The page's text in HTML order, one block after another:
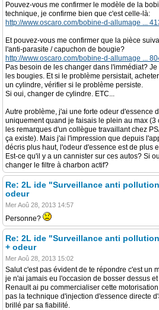
Pouvez-vous me confirmer le modèle de la
technique, je confirme bien que c'est celle-là:
http://www.oscaro.com/bobine-d-allumage ...
Et pouvez-vous me confirmer que la pièce
l'anti-parasite / capuchon de bougie?
http://www.oscaro.com/bobine-d-allumage ...
Pas besoin de les changer dans l'immédiat?
les bougies. Et si le problème persistait,
un cylindre, vérifier si le problème persiste.
Si oui, changer de cylindre. ETC...
Autre problème, j'ai une forte odeur d'essence
uniquement quand je faisais le plein au max (3
les remarques d'un collègue travaillant chez
ça existe). Mais j'ai l'impression que depuis
décris plus haut, l'odeur d'essence est de plus
Est-ce qu'il y a un cannister sur ces autos? Si
changer le filtre à charbon actif?
Re: 2L ide "Surveillance anti
odeur
Mer Aoû 28, 2013 14:57
Personne?
Re: 2L ide "Surveillance anti
+ odeur
Mer Aoû 28, 2013 15:02
Salut c'est pas évident de te répondre c'est un
je n'ai jamais eu l'occasion de bosser dessus
Renault ai pu commercialiser cette
pas la technique d'injection d'essence directe
brillé par sa fiabilité.